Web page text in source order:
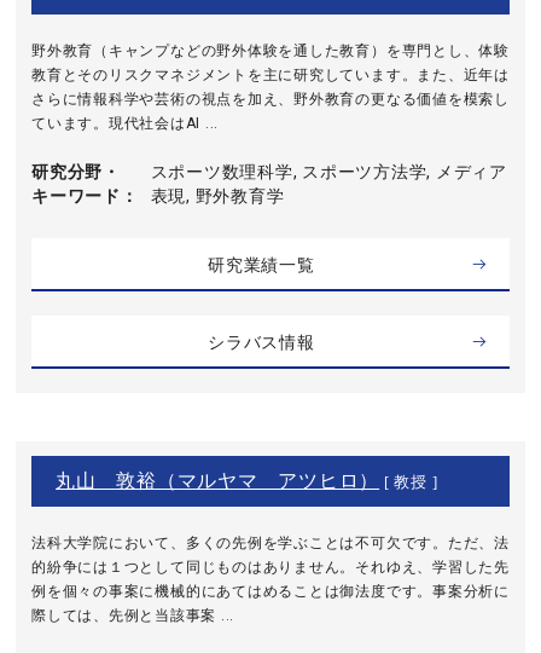
野外教育（キャンプなどの野外体験を通した教育）を専門とし、体験
教育とそのリスクマネジメントを主に研究しています。また、近年は
さらに情報科学や芸術の視点を加え、野外教育の更なる価値を模索し
ています。現代社会はAI ...
研究分野・
キーワード
スポーツ数理科学, スポーツ方法学, メディア
表現, 野外教育学
研究業績一覧
シラバス情報
丸山 敦裕（マルヤマ アツヒロ） [ 教授 ]
法科大学院において、多くの先例を学ぶことは不可欠です。ただ、法
的紛争には１つとして同じものはありません。それゆえ、学習した先
例を個々の事案に機械的にあてはめることは御法度です。事案分析に
際しては、先例と当該事案 ...